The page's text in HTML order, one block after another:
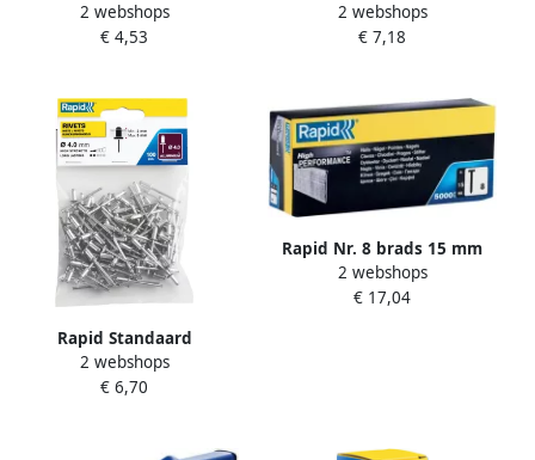
blindklinknagels Ø3 2 x 8
mm 50 stuks + boor
2 webshops
€ 4,53
blindklinknagels Ø4 0 x 12
mm 100 stuks 5000379
2 webshops
€ 7,18
Rapid Standaard
blindklinknagels Ø4 0 x 8
mm 100 stuks 5000378
2 webshops
€ 6,70
Rapid Nr. 8 brads 15 mm
5.000 stuks 40100532
2 webshops
€ 17,04